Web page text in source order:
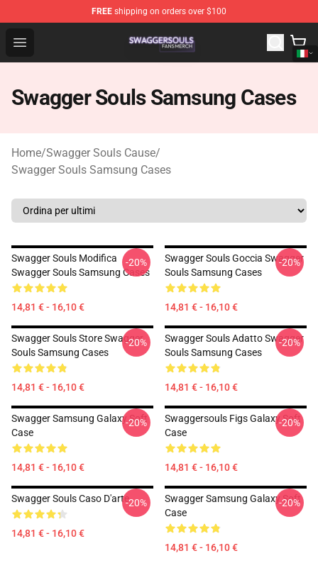
FREE shipping on orders over $100
Open menu
Swagger Souls Shop - Official Swagger Souls
Swagger Souls Samsung Cases
Home/Swagger Souls Cause/
Swagger Souls Samsung Cases
Swagger Souls Modifica
Swagger Souls Samsung Cases
14,81 € - 16,10 €
-20%
Swagger Souls Goccia Swagger
Souls Samsung Cases
14,81 € - 16,10 €
-20%
Swagger Souls Store Swagger
Souls Samsung Cases
14,81 € - 16,10 €
-20%
Swagger Souls Adatto Swagger
Souls Samsung Cases
14,81 € - 16,10 €
-20%
Swagger Samsung Galaxy Soft
Case
14,81 € - 16,10 €
-20%
Swaggersouls Figs Galaxy Soft
Case
14,81 € - 16,10 €
-20%
Swagger Souls Caso D'arte
14,81 € - 16,10 €
-20%
Swagger Samsung Galaxy Soft
Case
14,81 € - 16,10 €
-20%